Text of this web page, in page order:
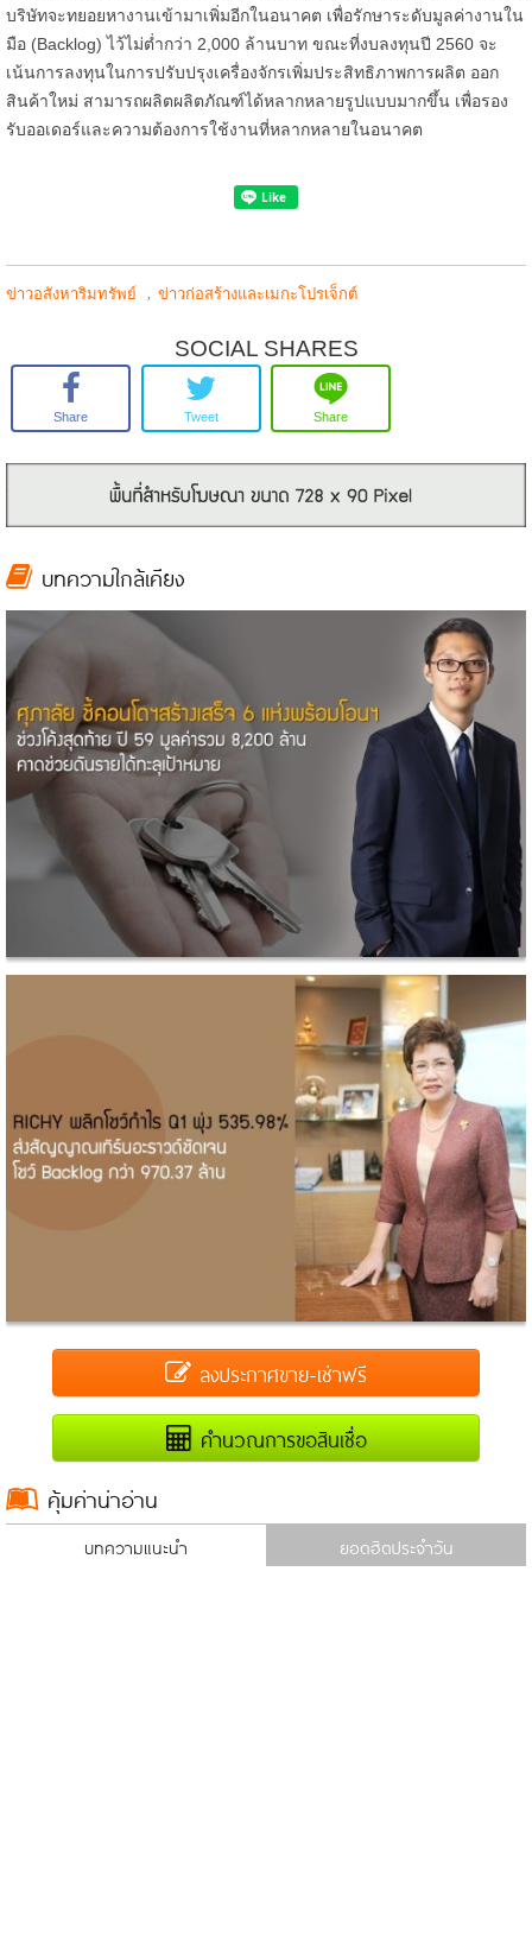
บริษัทจะทยอยหางานเข้ามาเพิ่มอีกในอนาคต เพื่อรักษาระดับมูลค่างานใน
มือ (Backlog) ไว้ไม่ต่ำกว่า 2,000 ล้านบาท ขณะที่งบลงทุนปี 2560 จะ
เน้นการลงทุนในการปรับปรุงเครื่องจักรเพิ่มประสิทธิภาพการผลิต ออก
สินค้าใหม่ สามารถผลิตผลิตภัณฑ์ได้หลากหลายรูปแบบมากขึ้น เพื่อรอง
รับออเดอร์และความต้องการใช้งานที่หลากหลายในอนาคต
ข่าวอสังหาริมทรัพย์ , ข่าวก่อสร้างและเมกะโปรเจ็กต์
SOCIAL SHARES
Share Tweet Share
บทความใกล้เคียง
ลงประกาศขาย-เช่าฟรี
คำนวณการขอสินเชื่อ
คุ้มค่าน่าอ่าน
บทความแนะนำ ยอดฮิตประจำวัน